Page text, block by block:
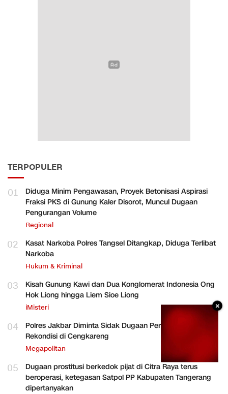
TERPOPULER
01
Diduga Minim Pengawasan, Proyek Betonisasi Aspirasi
Fraksi PKS di Gunung Kaler Disorot, Muncul Dugaan
Pengurangan Volume
Regional
02
Kasat Narkoba Polres Tangsel Ditangkap, Diduga Terlibat
Narkoba
Hukum & Kriminal
03
Kisah Gunung Kawi dan Dua Konglomerat Indonesia Ong
Hok Liong hingga Liem Sioe Liong
iMisteri
04
Polres Jakbar Diminta Sidak Dugaan Perakitan HP
Rekondisi di Cengkareng
Megapolitan
05
Dugaan prostitusi berkedok pijat di Citra Raya terus
beroperasi, ketegasan Satpol PP Kabupaten Tangerang
dipertanyakan
×